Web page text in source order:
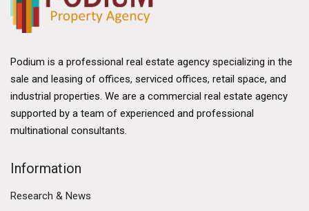
Podium is a professional real estate agency specializing in the
sale and leasing of offices, serviced offices, retail space, and
industrial properties. We are a commercial real estate agency
supported by a team of experienced and professional
multinational consultants.
Information
Research & News